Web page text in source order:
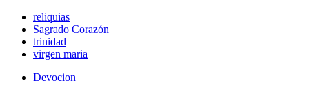
reliquias
Sagrado Corazón
trinidad
virgen maria
Devocion